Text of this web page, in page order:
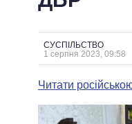
ДАЙДЖЕСТИ
ВЕРХОВНА РАДА
ГОЛОВИ
МЕРИ МІСТ
ВСІ ПЕРСОНИ
СУСПІЛЬСТВО
1 серпня 2023, 09:58
Читати